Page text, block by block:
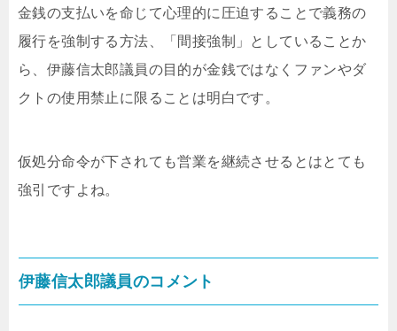
金銭の支払いを命じて心理的に圧迫することで義務の
履行を強制する方法、「間接強制」としていることか
ら、伊藤信太郎議員の目的が金銭ではなくファンやダ
クトの使用禁止に限ることは明白です。
仮処分命令が下されても営業を継続させるとはとても
強引ですよね。
伊藤信太郎議員のコメント